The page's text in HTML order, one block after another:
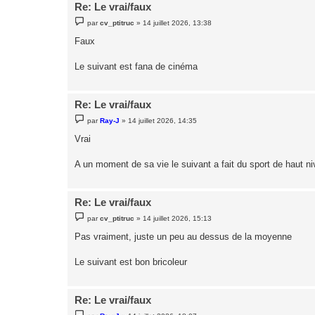
Re: Le vrai/faux
e
s
e
parcv_ptitruc » 14 juillet 2026, 13:38
Faux
Le suivant est fana de cinéma
Re: Le vrai/faux
e
s
e
parRay-J » 14 juillet 2026, 14:35
Vrai
A un moment de sa vie le suivant a fait du sport de haut
Re: Le vrai/faux
e
s
e
parcv_ptitruc » 14 juillet 2026, 15:13
Pas vraiment, juste un peu au dessus de la moyenne
Le suivant est bon bricoleur
Re: Le vrai/faux